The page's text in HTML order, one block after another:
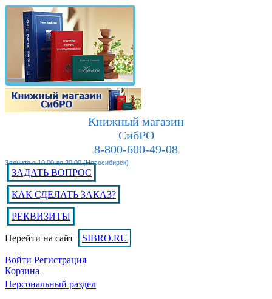
Книжный магазин
СибРО
8-800-600-49-08
Звоните с 10.00 до 20.00 (Новосибирск)
ЗАДАТЬ ВОПРОС
КАК СДЕЛАТЬ ЗАКАЗ?
РЕКВИЗИТЫ
Перейти на сайт SIBRO.RU
Войти Регистрация
Корзина
Персональный раздел